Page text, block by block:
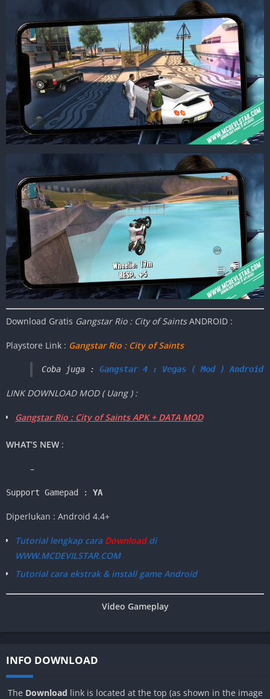
Download Gratis Gangstar Rio : City of SaintsANDROID :
Playstore Link : Gangstar Rio : City of Saints
Coba juga : Gangstar 4 : Vegas ( Mod ) Android
LINK DOWNLOAD MOD ( Uang ) :
Gangstar Rio : City of Saints APK + DATA MOD
WHAT’S NEW :
–
Support Gamepad : YA
Diperlukan : Android 4.4+
Tutorial lengkap caraDownloaddi
WWW.MCDEVILSTAR.COM
Tutorial cara ekstrak & install game Android
Video Gameplay
INFO DOWNLOAD
The Download link is located at the top (as shown in the image